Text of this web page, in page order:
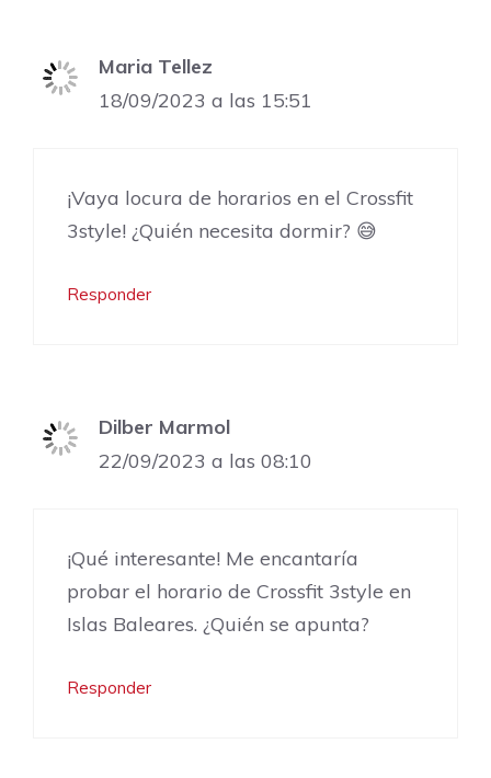
Maria Tellez
18/09/2023 a las 15:51
¡Vaya locura de horarios en el Crossfit
3style! ¿Quién necesita dormir? 😅
Responder
Dilber Marmol
22/09/2023 a las 08:10
¡Qué interesante! Me encantaría
probar el horario de Crossfit 3style en
Islas Baleares. ¿Quién se apunta?
Responder